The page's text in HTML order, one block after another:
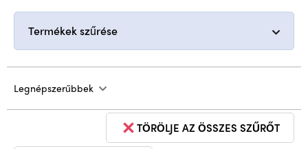
Termékek szűrése
Legnépszerűbbek
TÖRÖLJE AZ ÖSSZES SZŰRŐT